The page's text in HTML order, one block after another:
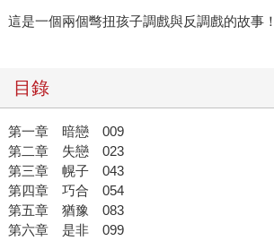
這是一個兩個彆扭孩子調戲與反調戲的故事！
目錄
第一章 暗戀 009
第二章 失戀 023
第三章 幌子 043
第四章 巧合 054
第五章 猶豫 083
第六章 是非 099